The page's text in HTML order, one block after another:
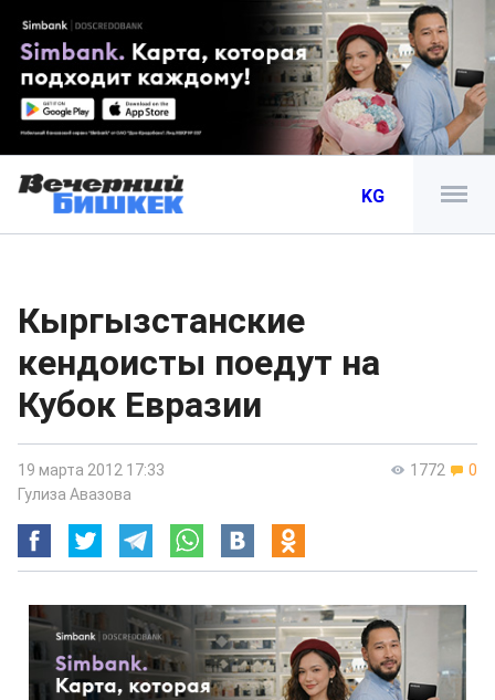
KG
Кыргызстанские
кендоисты поедут на
Кубок Евразии
1772 0
19 марта 2012 17:33
Гулиза Авазова